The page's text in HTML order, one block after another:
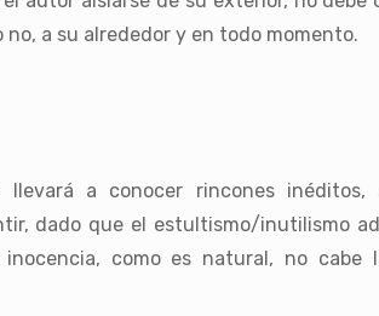
a su alrededor y en todo momento.
a conocer rincones inéditos,
dado que el estultismo/inutilismo
como es natural, no cabe